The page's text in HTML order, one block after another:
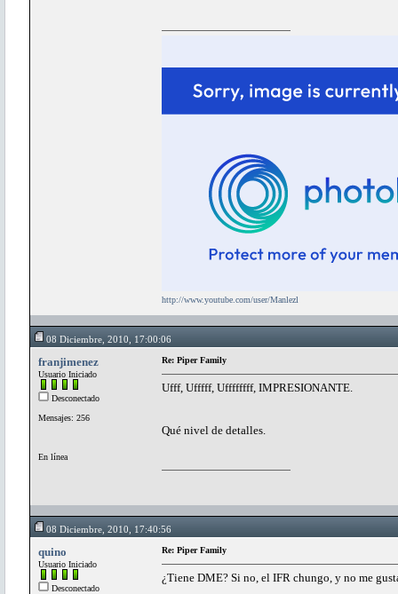
http://www.youtube.com/user/Manlezl
08 Diciembre, 2010, 17:00:06
franjimenez
Usuario Iniciado
Desconectado
Mensajes: 256
En línea
Re: Piper Family
Ufff, Ufffff, Uffffffff, IMPRESIONANTE.
Qué nivel de detalles.
08 Diciembre, 2010, 17:40:56
quino
Usuario Iniciado
Desconectado
Re: Piper Family
¿Tiene DME? Si no, el IFR chungo, y no me